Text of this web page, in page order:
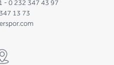
- 0 232 347 43 97
13 73